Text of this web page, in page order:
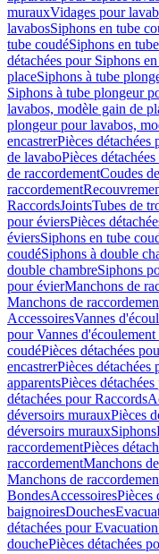
murauxVidages pour
lavabosSiphons en tube
tube coudéSiphons en
détachées pour Siphons
placeSiphons à tube
Siphons à tube plongeur
lavabos, modèle gain de
plongeur pour lavabos,
encastrerPièces détachées
de lavaboPièces
de raccordementCoudes de
raccordement
RaccordsJointsTubes de
pour éviersPièces
éviersSiphons en tube
coudéSiphons à double
double chambreSiphons
pour évierManchons de
Manchons de
AccessoiresVannes
pour Vannes
coudéPièces détachées
encastrerPièces détachées
apparentsPièces
détachées pour Raccords
déversoirs murauxPièces
déversoirs murauxSiphons
raccordementPièces
raccordementManchons
Manchons de
BondesAccessoiresPièces
baignoiresDouches
détachées pour
douchePièces détachées